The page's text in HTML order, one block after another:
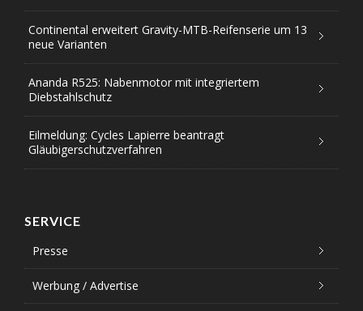
Continental erweitert Gravity-MTB-Reifenserie um 13
neue Varianten
Ananda R525: Nabenmotor mit integriertem
Diebstahlschutz
Eilmeldung: Cycles Lapierre beantragt
Gläubigerschutzverfahren
SERVICE
Presse
Werbung / Advertise